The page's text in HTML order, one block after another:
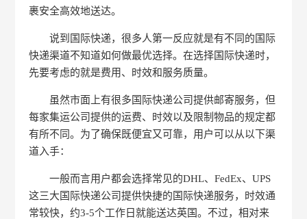
裹安全高效地送达。
说到国际快递，很多人第一反应就是有不同的国际
快递渠道不知道如何做最优选择。在选择国际快递时，
先要考虑的就是费用、时效和服务质量。
虽然市面上有很多国际快递公司提供邮寄服务，但
每家集运公司提供的运费、时效以及限制物品的规定都
有所不同。为了确保既便宜又可靠，用户可以从以下渠
道入手：
一般而言用户都会选择常见的DHL、FedEx、UPS
这三大国际快递公司提供快捷的国际快递服务，时效通
常较快，约3-5个工作日就能送达英国。不过，相对来